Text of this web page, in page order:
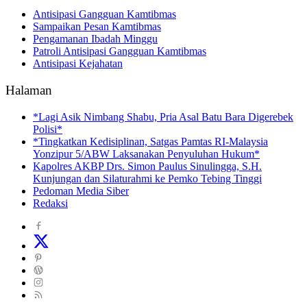
Antisipasi Gangguan Kamtibmas
Sampaikan Pesan Kamtibmas
Pengamanan Ibadah Minggu
Patroli Antisipasi Gangguan Kamtibmas
Antisipasi Kejahatan
Halaman
*Lagi Asik Nimbang Shabu, Pria Asal Batu Bara Digerebek
Polisi*
*Tingkatkan Kedisiplinan, Satgas Pamtas RI-Malaysia
Yonzipur 5/ABW Laksanakan Penyuluhan Hukum*
Kapolres AKBP Drs. Simon Paulus Sinulingga, S.H.
Kunjungan dan Silaturahmi ke Pemko Tebing Tinggi
Pedoman Media Siber
Redaksi